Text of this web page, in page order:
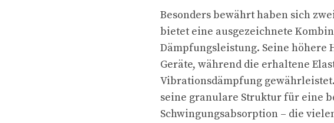
Besonders bewährt haben sich
bietet eine ausgezeichnete
Dämpfungsleistung. Seine höhere
Geräte, während die erhaltene
Vibrationsdämpfung
seine granulare Struktur für eine
Schwingungsabsorption – die